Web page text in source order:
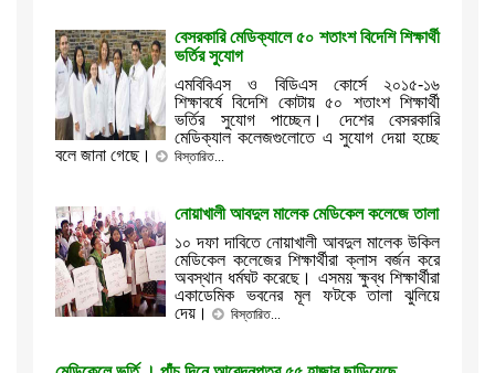
বেসরকারি মেডিক্যালে ৫০ শতাংশ বিদেশি শিক্ষার্থী
ভর্তির সুযোগ
এমবিবিএস ও বিডিএস কোর্সে ২০১৫-১৬
শিক্ষাবর্ষে বিদেশি কোটায় ৫০ শতাংশ শিক্ষার্থী
ভর্তির সুযোগ পাচ্ছেন। দেশের বেসরকারি
মেডিক্যাল কলেজগুলোতে এ সুযোগ দেয়া হচ্ছে
বলে জানা গেছে।
বিস্তারিত...
নোয়াখালী আবদুল মালেক মেডিকেল কলেজে তালা
১০ দফা দাবিতে নোয়াখালী আবদুল মালেক উকিল
মেডিকেল কলেজের শিক্ষার্থীরা ক্লাস বর্জন করে
অবস্থান ধর্মঘট করেছে। এসময় ক্ষুব্ধ শিক্ষার্থীরা
একাডেমিক ভবনের মূল ফটকে তালা ঝুলিয়ে
দেয়।
বিস্তারিত...